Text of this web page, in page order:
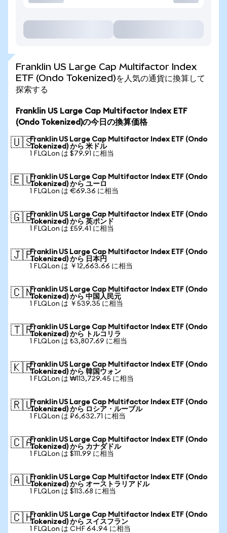
Franklin US Large Cap Multifactor Index
ETF (Ondo Tokenized)を人気の通貨に換算して
探索する
Franklin US Large Cap Multifactor Index ETF
(Ondo Tokenized)の今日の換算価格
🇺🇸Franklin US Large Cap Multifactor Index ETF (Ondo
Tokenized) から 米ドル
1 FLQLon は $79.91 に相当
🇪🇺Franklin US Large Cap Multifactor Index ETF (Ondo
Tokenized) から ユーロ
1 FLQLon は €69.36 に相当
🇬🇧Franklin US Large Cap Multifactor Index ETF (Ondo
Tokenized) から 英ポンド
1 FLQLon は £59.41 に相当
🇯🇵Franklin US Large Cap Multifactor Index ETF (Ondo
Tokenized) から 日本円
1 FLQLon は ￥12,663.66 に相当
🇨🇳Franklin US Large Cap Multifactor Index ETF (Ondo
Tokenized) から 中国人民元
1 FLQLon は ￥539.35 に相当
🇹🇷Franklin US Large Cap Multifactor Index ETF (Ondo
Tokenized) から トルコリラ
1 FLQLon は ₺3,807.69 に相当
🇰🇷Franklin US Large Cap Multifactor Index ETF (Ondo
Tokenized) から 韓国ウォン
1 FLQLon は ₩113,729.45 に相当
🇷🇺Franklin US Large Cap Multifactor Index ETF (Ondo
Tokenized) から ロシア・ルーブル
1 FLQLon は ₽6,632.71 に相当
🇨🇦Franklin US Large Cap Multifactor Index ETF (Ondo
Tokenized) から カナダドル
1 FLQLon は $111.99 に相当
🇦🇺Franklin US Large Cap Multifactor Index ETF (Ondo
Tokenized) から オーストラリアドル
1 FLQLon は $113.68 に相当
🇨🇭Franklin US Large Cap Multifactor Index ETF (Ondo
Tokenized) から スイスフラン
1 FLQLon は CHF 64.94 に相当